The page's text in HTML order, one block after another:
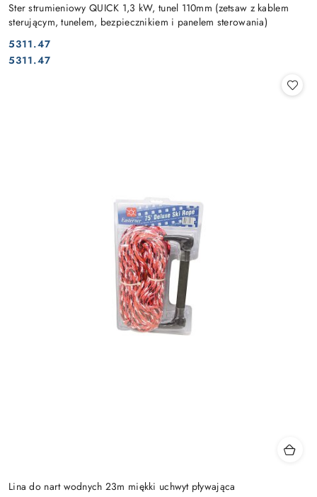
Ster strumieniowy QUICK 1,3 kW, tunel 110mm (zetsaw z kablem
sterującym, tunelem, bezpiecznikiem i panelem sterowania)
Cena:
5311.47
Cena:
5311.47
Lina do nart wodnych 23m miękki uchwyt pływająca